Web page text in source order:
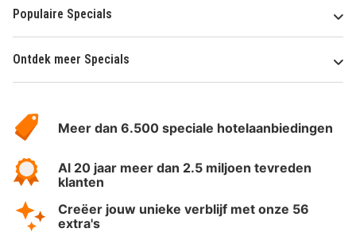
Populaire Specials
Ontdek meer Specials
HotelSpecials
Meer dan 6.500 speciale hotelaanbiedingen
Al 20 jaar meer dan 2.5 miljoen tevreden
klanten
Creëer jouw unieke verblijf met onze 56
extra's